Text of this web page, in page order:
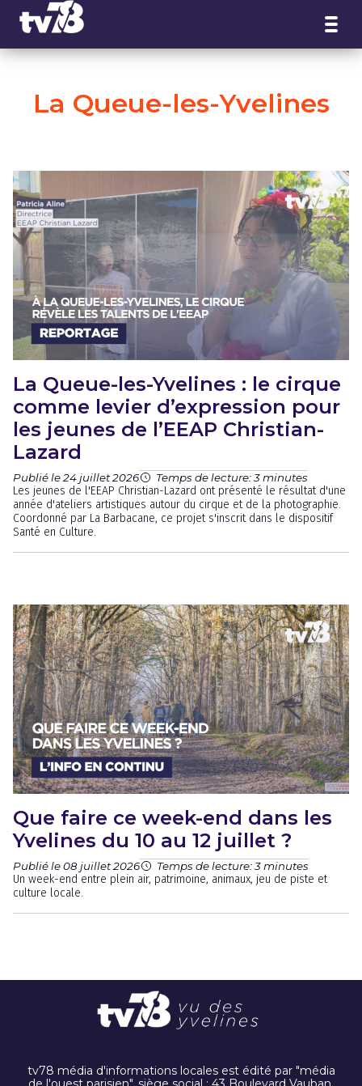
La Queue-les-Yvelines
La Queue-les-Yvelines : le cirque
comme levier d’expression pour
les jeunes de l’EEAP Christian-
Lazard
Publié le 24 juillet 2026 Temps de lecture: 3 minutes
Les jeunes de l'EEAP Christian-Lazard ont présenté le résultat d'une
année d'ateliers artistiques autour du cirque et de la photographie.
Coordonné par La Barbacane, ce projet s'inscrit dans le dispositif
Santé en Culture.
Que faire ce week-end dans les
Yvelines du 10 au 12 juillet ?
Publié le 08 juillet 2026 Temps de lecture: 3 minutes
Un week-end entre plein air, patrimoine, animaux, jeu de piste et
culture locale.
tv78 média d'informations locales est édité par "média
Panneau de gestion des cookies